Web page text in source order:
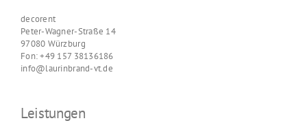
decorent
Peter-Wagner-Straße 14
97080 Würzburg
Fon: +49 157 38136186
info@laurinbrand-vt.de
Leistungen